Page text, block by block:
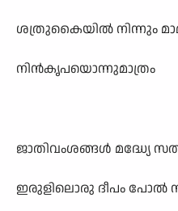
ശത്രുകൈയിൽ നിന്നും
നിൻകൃപയൊന്നുമാത്രം
ജാതിവംശങ്ങൾ മദ്ധ്യേ
ഇരുളിലൊരു ദീപം പോൽ